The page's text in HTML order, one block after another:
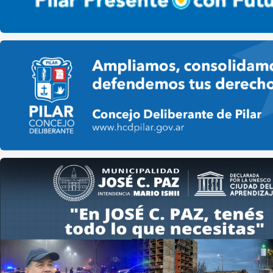
Pilar HCD